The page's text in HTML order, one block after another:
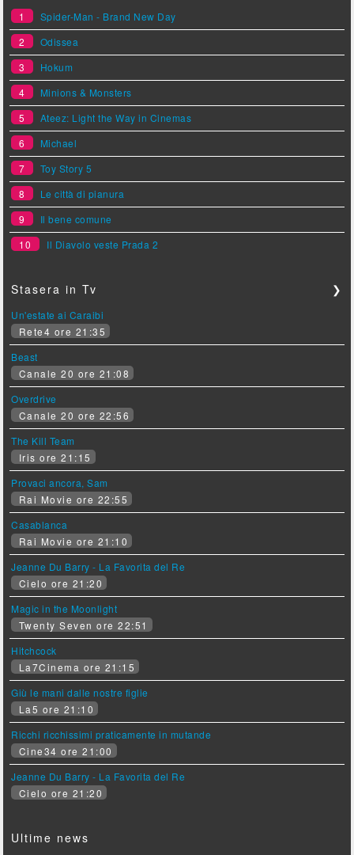
1
Spider-Man - Brand New Day
2
Odissea
3
Hokum
4
Minions & Monsters
5
Ateez: Light the Way in Cinemas
6
Michael
7
Toy Story 5
8
Le città di pianura
9
Il bene comune
10
Il Diavolo veste Prada 2
Stasera in Tv ❯
Un'estate ai Caraibi
Rete4 ore 21:35
Beast
Canale 20 ore 21:08
Overdrive
Canale 20 ore 22:56
The Kill Team
Iris ore 21:15
Provaci ancora, Sam
Rai Movie ore 22:55
Casablanca
Rai Movie ore 21:10
Jeanne Du Barry - La Favorita del Re
Cielo ore 21:20
Magic in the Moonlight
Twenty Seven ore 22:51
Hitchcock
La7Cinema ore 21:15
Giù le mani dalle nostre figlie
La5 ore 21:10
Ricchi ricchissimi praticamente in mutande
Cine34 ore 21:00
Jeanne Du Barry - La Favorita del Re
Cielo ore 21:20
Ultime news